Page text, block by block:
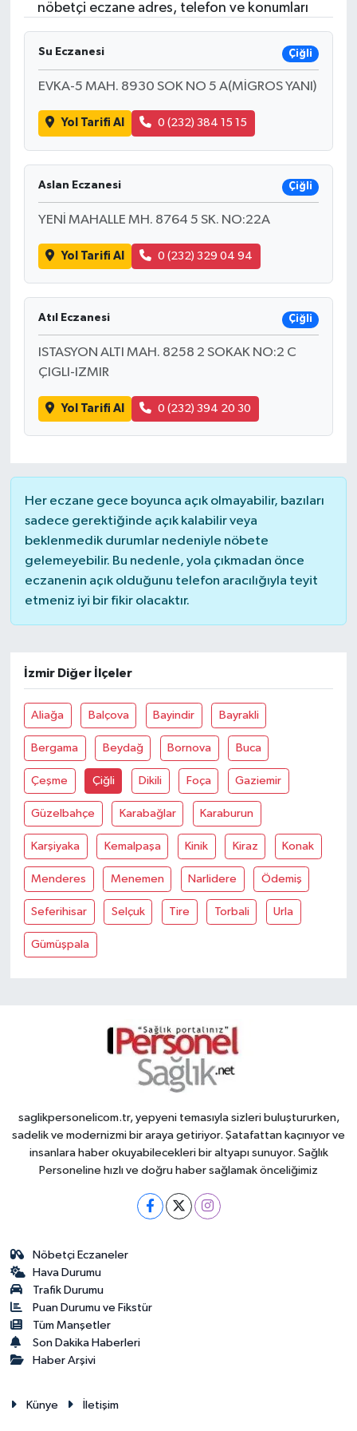
nöbetçi eczane adres, telefon ve konumları
Su Eczanesi Çiğli
EVKA-5 MAH. 8930 SOK NO 5 A(MİGROS YANI)
Yol Tarifi Al 0 (232) 384 15 15
Aslan Eczanesi Çiğli
YENİ MAHALLE MH. 8764 5 SK. NO:22A
Yol Tarifi Al 0 (232) 329 04 94
Atıl Eczanesi Çiğli
ISTASYON ALTI MAH. 8258 2 SOKAK NO:2 C
ÇIGLI-IZMIR
Yol Tarifi Al 0 (232) 394 20 30
Her eczane gece boyunca açık olmayabilir, bazıları
sadece gerektiğinde açık kalabilir veya
beklenmedik durumlar nedeniyle nöbete
gelemeyebilir. Bu nedenle, yola çıkmadan önce
eczanenin açık olduğunu telefon aracılığıyla teyit
etmeniz iyi bir fikir olacaktır.
İzmir Diğer İlçeler
Aliağa Balçova Bayindir Bayrakli
Bergama Beydağ Bornova Buca
Çeşme Çiğli Dikili Foça Gaziemir
Güzelbahçe Karabağlar Karaburun
Karşiyaka Kemalpaşa Kinik Kiraz Konak
Menderes Menemen Narlidere Ödemiş
Seferihisar Selçuk Tire Torbali Urla
Gümüşpala
saglikpersonelicom.tr, yepyeni temasıyla sizleri buluştururken,
sadelik ve modernizmi bir araya getiriyor. Şatafattan kaçınıyor ve
insanlara haber okuyabilecekleri bir altyapı sunuyor. Sağlık
Personeline hızlı ve doğru haber sağlamak önceliğimiz
Nöbetçi Eczaneler
Hava Durumu
Trafik Durumu
Puan Durumu ve Fikstür
Tüm Manşetler
Son Dakika Haberleri
Haber Arşivi
Künye İletişim